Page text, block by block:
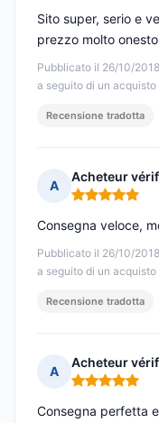
Pubblicato il 26/10/
a seguito di un
Sito super, serio e
prezzo molto
Recensione tradotta
A
Acheteur
Nota: 5 su 5
Pubblicato il 26/10/
a seguito di un
Consegna veloce,
Recensione tradotta
A
Acheteur
Nota: 5 su 5
Consegna perfetta